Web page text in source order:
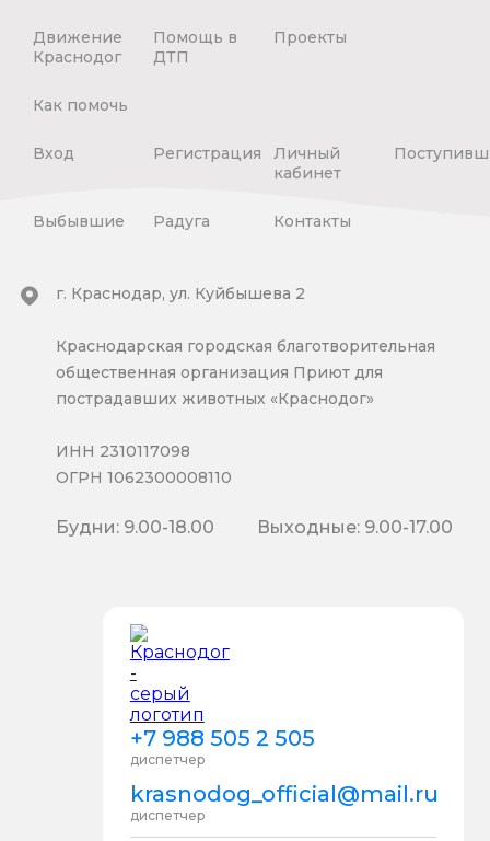
Движение
Краснодог
Помощь в
ДТП
Проекты
Как помочь
Вход Регистрация
Личный
кабинет
Выбывшие Радуга Контакты
+7 988 505 2 505
диспетчер
krasnodog_official@mail.ru
диспетчер
г. Краснодар, ул. Куйбышева 2
Краснодарская городская благотворительная
общественная организация Приют для
пострадавших животных «Краснодог»
ИНН 2310117098
ОГРН 1062300008110
Будни: 9.00-18.00 Выходные: 9.00-17.00